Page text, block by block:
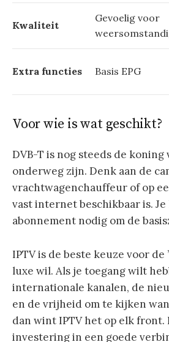
Kwaliteit
Gevoelig voor
Extra functies Basis EPG
Voor wie is wat geschikt?
DVB-T is nog steeds de koning
onderweg zijn. Denk aan de
vrachtwagenchauffeur of op
vast internet beschikbaar is.
abonnement nodig om de
IPTV is de beste keuze voor de
luxe wil. Als je toegang wilt
internationale kanalen, de
en de vrijheid om te kijken
dan wint IPTV het op elk front.
investering in een goede